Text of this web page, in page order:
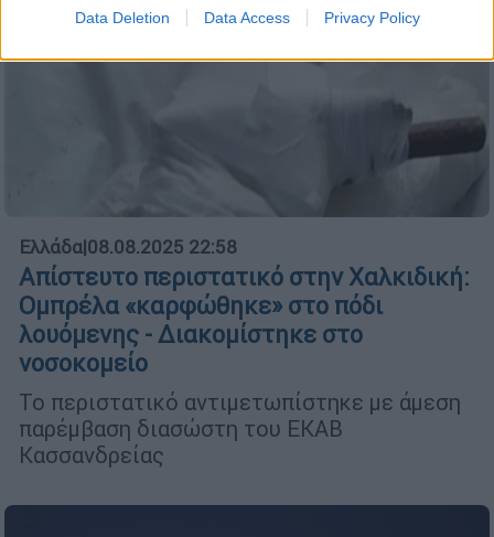
Data Deletion Data Access Privacy Policy
Ελλάδα|08.08.2025 22:58
Απίστευτο περιστατικό στην Χαλκιδική:
Ομπρέλα «καρφώθηκε» στο πόδι
λουόμενης - Διακομίστηκε στο
νοσοκομείο
Το περιστατικό αντιμετωπίστηκε με άμεση
παρέμβαση διασώστη του ΕΚΑΒ
Κασσανδρείας